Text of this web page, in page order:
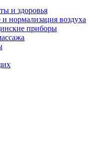
и здоровья
нормализация воздуха
приборы